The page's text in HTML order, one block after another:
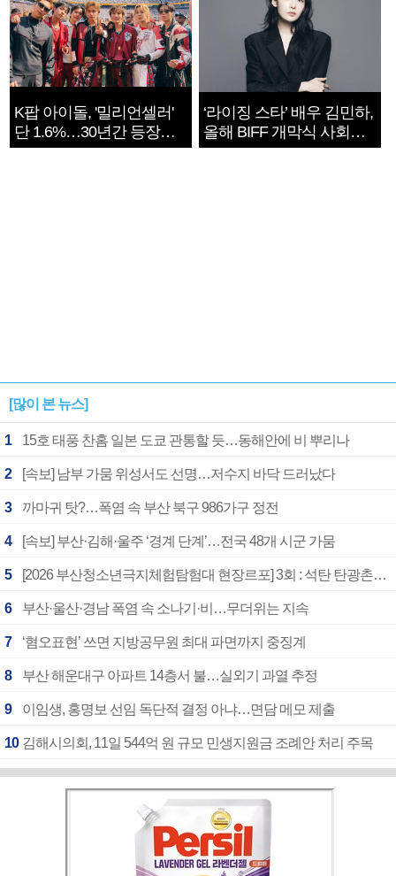
K팝 아이돌, '밀리언셀러'
단 1.6%…30년간 등장
1182개팀 전수조사
‘라이징 스타’ 배우 김민하,
올해 BIFF 개막식 사회자
확정
[많이 본 뉴스]
1 15호 태풍 찬홈 일본 도쿄 관통할 듯…동해안에 비 뿌리나
2 [속보] 남부 가뭄 위성서도 선명…저수지 바닥 드러났다
3 까마귀 탓?…폭염 속 부산 북구 986가구 정전
4 [속보] 부산·김해·울주 ‘경계 단계’…전국 48개 시군 가뭄
5 [2026 부산청소년극지체험탐험대 현장르포] 3회 : 석탄 탄광촌에서 북극 연구의 중심지로
6 부산·울산·경남 폭염 속 소나기·비…무더위는 지속
7 ‘혐오표현’ 쓰면 지방공무원 최대 파면까지 중징계
8 부산 해운대구 아파트 14층서 불…실외기 과열 추정
9 이임생, 홍명보 선임 독단적 결정 아냐…면담 메모 제출
10 김해시의회, 11일 544억 원 규모 민생지원금 조례안 처리 주목